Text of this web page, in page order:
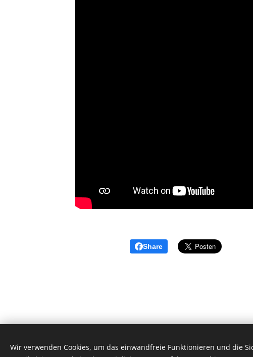
Share
Wir verwenden Cookies, um das einwandfreie Funktionieren und die